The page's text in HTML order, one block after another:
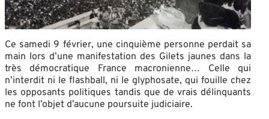
Ce samedi 9 février, une cinquième personne perdait sa
main lors d’une manifestation des Gilets jaunes dans la
très démocratique France macronienne… Celle qui
n’interdit ni le flashball, ni le glyphosate, qui fouille chez
les opposants politiques tandis que de vrais délinquants
ne font l’objet d’aucune poursuite judiciaire.